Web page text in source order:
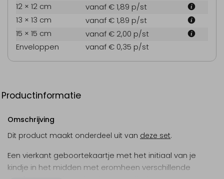
12 × 12 cm
vanaf € 1,89 p/st
13 × 13 cm
vanaf € 1,89 p/st
15 × 15 cm
vanaf € 2,00 p/st
Enveloppen
vanaf € 0,35 p/st
Productinformatie
Omschrijving
Dit product maakt onderdeel uit van deze set.
Een vierkant geboortekaartje met het initiaal van je
kindje in het midden met eromheen verschillende